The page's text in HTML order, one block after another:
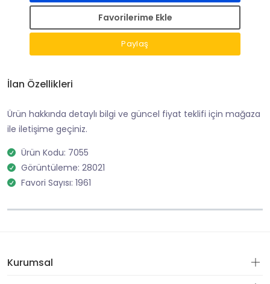
Favorilerime Ekle
Paylaş
İlan Özellikleri
Ürün hakkında detaylı bilgi ve güncel fiyat teklifi için mağaza
ile iletişime geçiniz.
Ürün Kodu: 7055
Görüntüleme: 28021
Favori Sayısı: 1961
Kurumsal